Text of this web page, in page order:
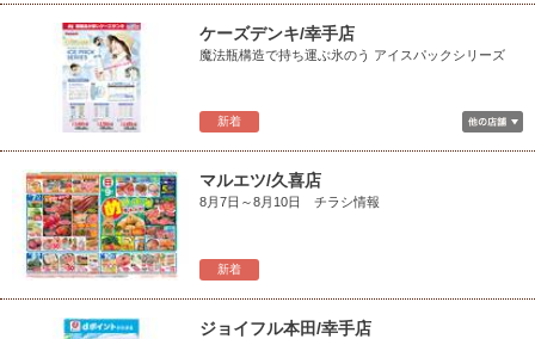
新着
ケーズデンキ/幸手店
魔法瓶構造で持ち運ぶ氷のう アイスパックシリーズ
新着
マルエツ/久喜店
8月7日～8月10日 チラシ情報
ジョイフル本田/幸手店